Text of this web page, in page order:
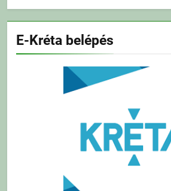
E-Kréta belépés